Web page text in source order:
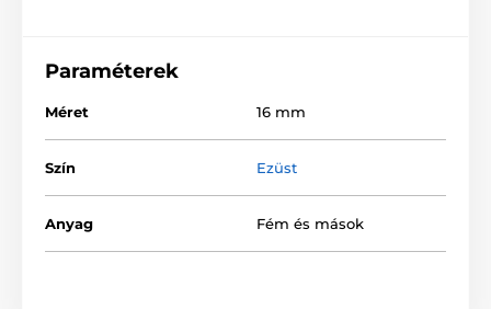
Paraméterek
Méret 16 mm
Szín Ezüst
Anyag Fém és mások